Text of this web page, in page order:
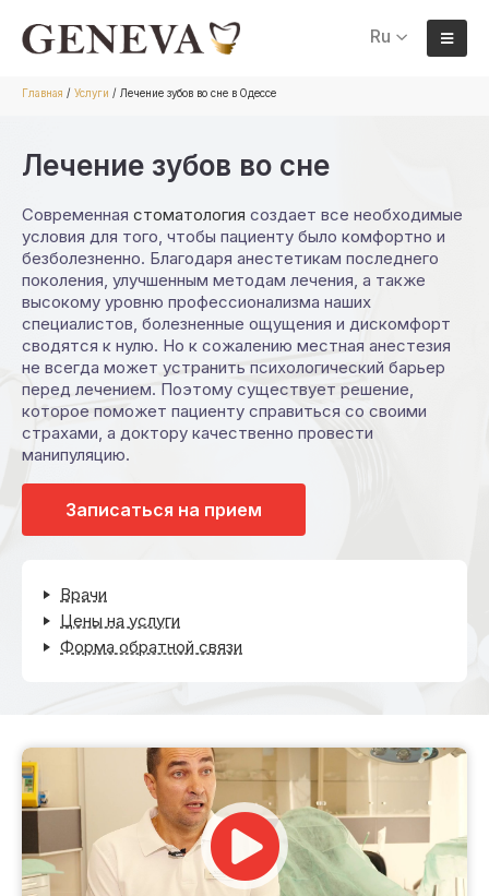
Ru
Главная / Услуги / Лечение зубов во сне в Одессе
Лечение зубов во сне
Современная стоматология создает все необходимые
условия для того, чтобы пациенту было комфортно и
безболезненно. Благодаря анестетикам последнего
поколения, улучшенным методам лечения, а также
высокому уровню профессионализма наших
специалистов, болезненные ощущения и дискомфорт
сводятся к нулю. Но к сожалению местная анестезия
не всегда может устранить психологический барьер
перед лечением. Поэтому существует решение,
которое поможет пациенту справиться со своими
страхами, а доктору качественно провести
манипуляцию.
Записаться на прием
Врачи
Цены на услуги
Форма обратной связи